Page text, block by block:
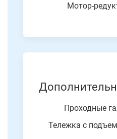
Мотор-
Проходные
Тележка с